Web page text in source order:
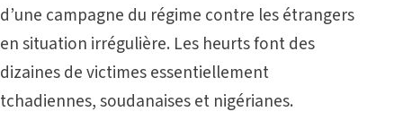
d’une campagne du régime contre les étrangers
en situation irrégulière. Les heurts font des
dizaines de victimes essentiellement
tchadiennes, soudanaises et nigérianes.